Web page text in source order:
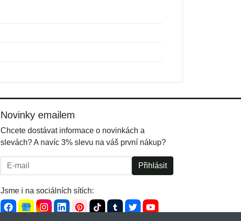
Novinky emailem
Chcete dostávat informace o novinkách a
slevách? A navíc 3% slevu na váš první nákup?
E-mail: Přihlásit
Jsme i na sociálních sítích: